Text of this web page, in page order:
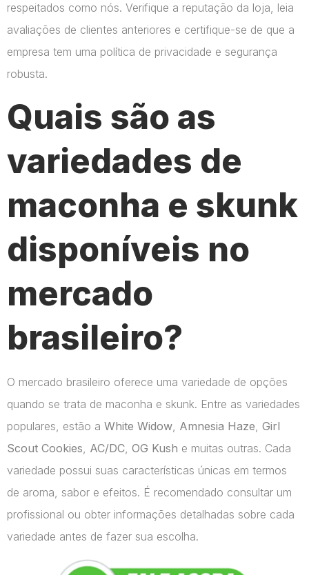
respeitados como nós. Verifique a reputação da loja, leia
avaliações de clientes anteriores e certifique-se de que a
empresa tem uma política de privacidade e segurança
robusta.
Quais são as
variedades de
maconha e skunk
disponíveis no
mercado
brasileiro?
O mercado brasileiro oferece uma variedade de opções
quando se trata de maconha e skunk. Entre as variedades
populares, estão a White Widow Amnesia Haze Girl
Scout Cookies AC/DC OG Kush e muitas outras. Cada
variedade possui suas características únicas em termos
de aroma, sabor e efeitos. É recomendado consultar um
profissional ou obter informações detalhadas sobre cada
variedade antes de fazer sua escolha.